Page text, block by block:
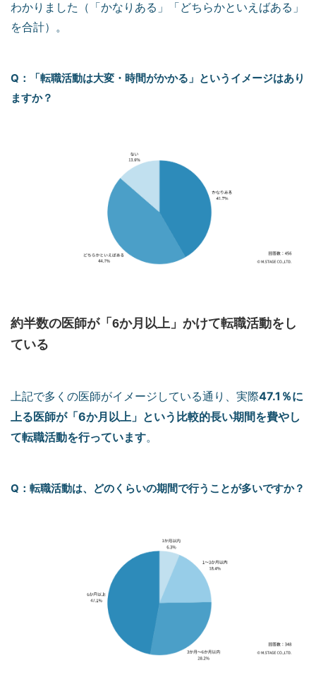
わかりました（「かなりある」「どちらかといえばある」
を合計）。
Q：「転職活動は大変・時間がかかる」というイメージはあり
ますか？
約半数の医師が「6か月以上」かけて転職活動をし
ている
上記で多くの医師がイメージしている通り、実際47.1％に
上る医師が「6か月以上」という比較的長い期間を費やし
て転職活動を行っています。
Q：転職活動は、どのくらいの期間で行うことが多いですか？